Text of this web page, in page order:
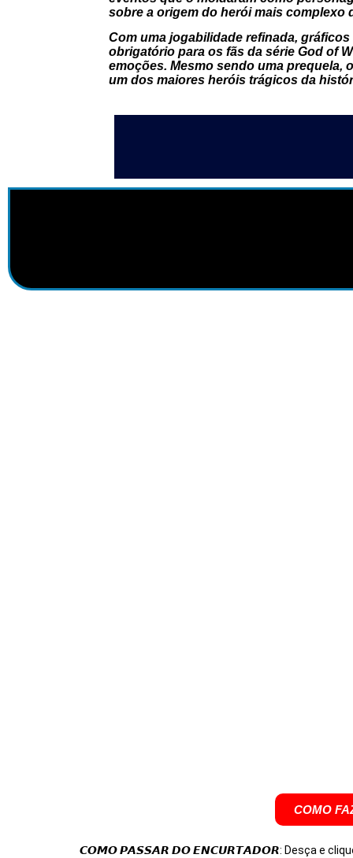
sobre a origem do herói mais complexo
Com uma jogabilidade refinada,
obrigatório para os fãs da série God of
emoções. Mesmo sendo uma
um dos maiores heróis trágicos da
COMO
𝘾𝙊𝙈𝙊 𝙋𝘼𝙎𝙎𝘼𝙍 𝘿𝙊 𝙀𝙉𝘾𝙐𝙍𝙏𝘼𝘿𝙊𝙍: Desça e clique